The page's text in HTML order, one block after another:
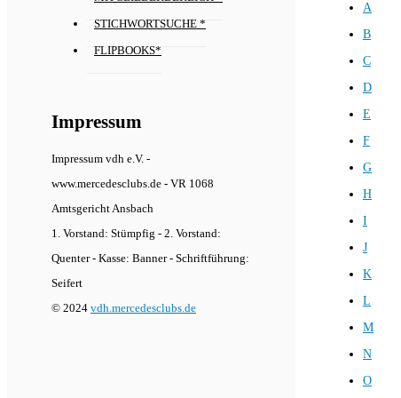
STICHWORTSUCHE *
FLIPBOOKS*
Impressum
Impressum vdh e.V. -
www.mercedesclubs.de - VR 1068
Amtsgericht Ansbach
1. Vorstand: Stümpfig - 2. Vorstand:
Quenter - Kasse: Banner - Schriftführung:
Seifert
© 2024 vdh.mercedesclubs.de
A
B
C
D
E
F
G
H
I
J
K
L
M
N
O